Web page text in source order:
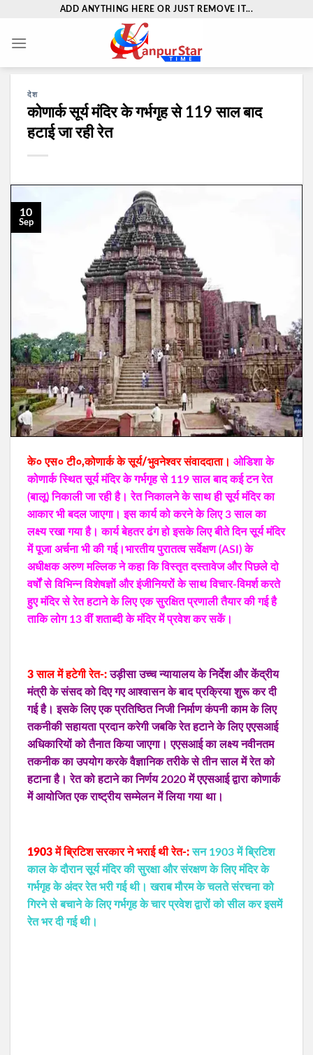
content
ADD ANYTHING HERE OR JUST REMOVE IT...
देश
कोणार्क सूर्य मंदिर के गर्भगृह से 119 साल बाद
हटाई जा रही रेत
10
Sep
के० एस० टी०,कोणार्क के सूर्य/भुवनेश्वर संवाददाता। ओडिशा के
कोणार्क स्थित सूर्य मंदिर के गर्भगृह से 119 साल बाद कई टन रेत
(बालू) निकाली जा रही है। रेत निकालने के साथ ही सूर्य मंदिर का
आकार भी बदल जाएगा। इस कार्य को करने के लिए 3 साल का
लक्ष्य रखा गया है। कार्य बेहतर ढंग हो इसके लिए बीते दिन सूर्य मंदिर
में पूजा अर्चना भी की गई।भारतीय पुरातत्व सर्वेक्षण (ASI) के
अधीक्षक अरुण मल्लिक ने कहा कि विस्तृत दस्तावेज और पिछले दो
वर्षों से विभिन्न विशेषज्ञों और इंजीनियरों के साथ विचार-विमर्श करते
हुए मंदिर से रेत हटाने के लिए एक सुरक्षित प्रणाली तैयार की गई है
ताकि लोग 13 वीं शताब्दी के मंदिर में प्रवेश कर सकें।
3 साल में हटेगी रेत-: उड़ीसा उच्च न्यायालय के निर्देश और केंद्रीय
मंत्री के संसद को दिए गए आश्वासन के बाद प्रक्रिया शुरू कर दी
गई है। इसके लिए एक प्रतिष्ठित निजी निर्माण कंपनी काम के लिए
तकनीकी सहायता प्रदान करेगी जबकि रेत हटाने के लिए एएसआई
अधिकारियों को तैनात किया जाएगा। एएसआई का लक्ष्य नवीनतम
तकनीक का उपयोग करके वैज्ञानिक तरीके से तीन साल में रेत को
हटाना है। रेत को हटाने का निर्णय 2020 में एएसआई द्वारा कोणार्क
में आयोजित एक राष्ट्रीय सम्मेलन में लिया गया था।
1903 में ब्रिटिश सरकार ने भराई थी रेत-: सन 1903 में ब्रिटिश
काल के दौरान सूर्य मंदिर की सुरक्षा और संरक्षण के लिए मंदिर के
गर्भगृह के अंदर रेत भरी गई थी। खराब मौरम के चलते संरचना को
गिरने से बचाने के लिए गर्भगृह के चार प्रवेश द्वारों को सील कर इसमें
रेत भर दी गई थी।